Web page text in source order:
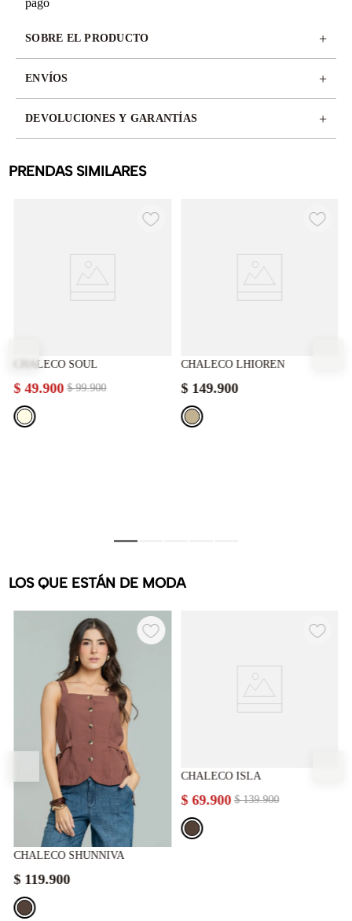
SOBRE EL PRODUCTO +
ENVÍOS +
DEVOLUCIONES Y GARANTÍAS +
PRENDAS SIMILARES
CHALECO SOUL
$ 99.900
$ 49.900
CHALECO LHIOREN
$ 149.900
LOS QUE ESTÁN DE MODA
CHALECO SHUNNIVA
$ 119.900
CHALECO ISLA
$ 139.900
$ 69.900